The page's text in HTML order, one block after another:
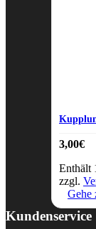
3,00€
Enthält
zzgl.
Gehe
Kundenservice